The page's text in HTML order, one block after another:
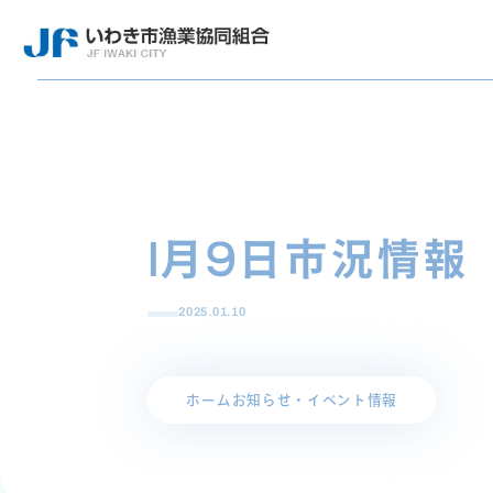
1月9日市況情報
2025.01.10
ホーム お知らせ・イベント情報